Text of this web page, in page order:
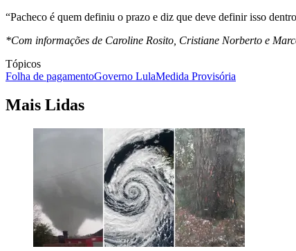
“Pacheco é quem definiu o prazo e diz que deve definir isso
*Com informações de Caroline Rosito, Cristiane Norberto e
Tópicos
Folha de pagamentoGoverno LulaMedida Provisória
Mais Lidas